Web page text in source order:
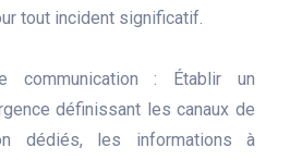
tout incident significatif.
communication : Établir un
définissant les canaux de
dédiés, les informations à